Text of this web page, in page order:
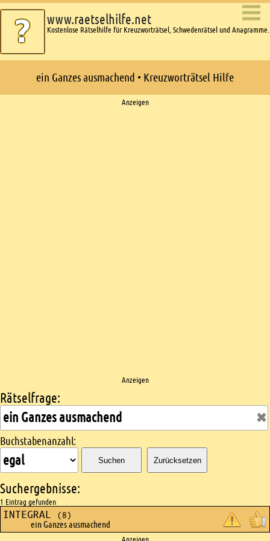
www.raetselhilfe.net
Kostenlose Rätselhilfe für Kreuzworträtsel, Schwedenrätsel und Anagramme.
ein Ganzes ausmachend • Kreuzworträtsel Hilfe
Anzeigen
Anzeigen
Kreuzworträtsel suchen
Rätselfrage:
Buchstabenanzahl:
Suchen Zurücksetzen
Suchergebnisse:
1 Eintrag gefunden
INTEGRAL (8)
ein Ganzes ausmachend